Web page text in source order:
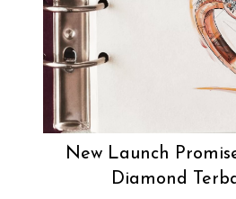
New Launch
Diamond